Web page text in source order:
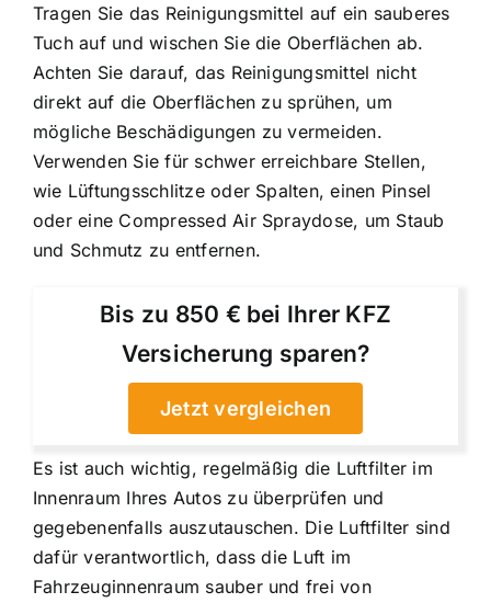
Tragen Sie das Reinigungsmittel auf ein sauberes
Tuch auf und wischen Sie die Oberflächen ab.
Achten Sie darauf, das Reinigungsmittel nicht
direkt auf die Oberflächen zu sprühen, um
mögliche Beschädigungen zu vermeiden.
Verwenden Sie für schwer erreichbare Stellen,
wie Lüftungsschlitze oder Spalten, einen Pinsel
oder eine Compressed Air Spraydose, um Staub
und Schmutz zu entfernen.
Bis zu 850 € bei Ihrer KFZ
Versicherung sparen?
Jetzt vergleichen
Es ist auch wichtig, regelmäßig die Luftfilter im
Innenraum Ihres Autos zu überprüfen und
gegebenenfalls auszutauschen. Die Luftfilter sind
dafür verantwortlich, dass die Luft im
Fahrzeuginnenraum sauber und frei von